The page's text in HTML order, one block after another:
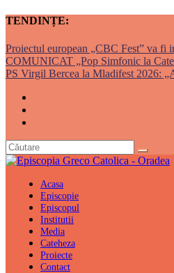
TENDINȚE:
Proiectul european „CBC Fest” va fi
COMUNICAT „Pop Simfonic la
PS Virgil Bercea la Mladifest 2026:
Acasa
Episcopie
Episcopul
Institutii
Media
Cateheza
Proiecte
Contact